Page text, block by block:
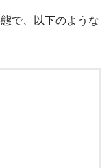
で、以下のような